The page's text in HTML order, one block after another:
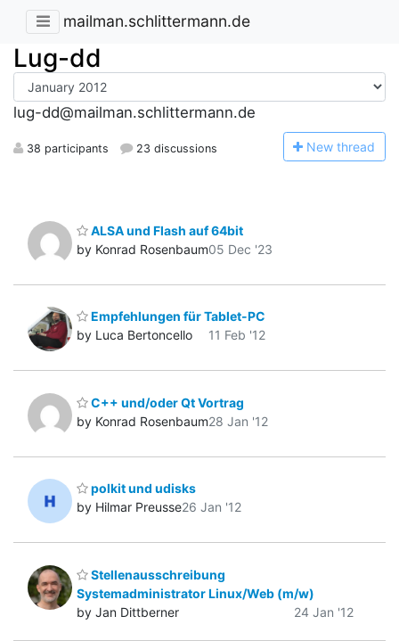
mailman.schlittermann.de
Lug-dd
lug-dd@mailman.schlittermann.de
38 participants 23 discussions New thread
ALSA und Flash auf 64bit
by Konrad Rosenbaum05 Dec '23
Empfehlungen für Tablet-PC
by Luca Bertoncello
11 Feb '12
C++ und/oder Qt Vortrag
by Konrad Rosenbaum28 Jan '12
polkit und udisks
by Hilmar Preusse26 Jan '12
Stellenausschreibung
Systemadministrator Linux/Web (m/w)
by Jan Dittberner
24 Jan '12